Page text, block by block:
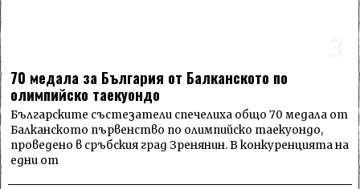
70 медала за България от Балканското по
олимпийско таекуондо
Българските състезатели спечелиха общо 70 медала от
Балканското първенство по олимпийско таекуондо,
проведено в сръбския град Зренянин. В конкуренцията на
едни от